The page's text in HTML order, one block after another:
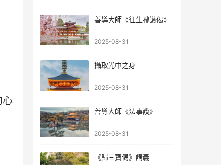
心
善導大師《往生禮讚偈》
2025-08-31
攝取光中之身
2025-08-31
善導大師《法事讚》
2025-08-31
《歸三寶偈》講義